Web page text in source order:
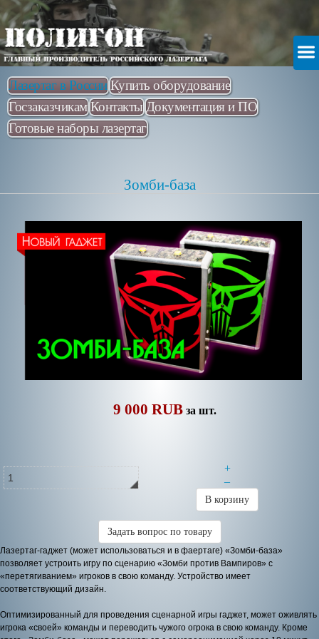
Лазертаг в России Купить оборудование
Госзаказчикам Контакты Документация и ПО
Готовые наборы лазертаг
Зомби-база
9 000 RUB за шт.
+
–
В корзину
Задать вопрос по товару
Лазертаг-гаджет (может использоваться и в фаертаге) «Зомби-база»
позволяет устроить игру по сценарию «Зомби против Вампиров» с
«перетягиванием» игроков в свою команду. Устройство имеет
соответствующий дизайн.
Оптимизированный для проведения сценарной игры гаджет, может оживлять
игрока «своей» команды и переводить чужого огрока в свою команду. Кроме